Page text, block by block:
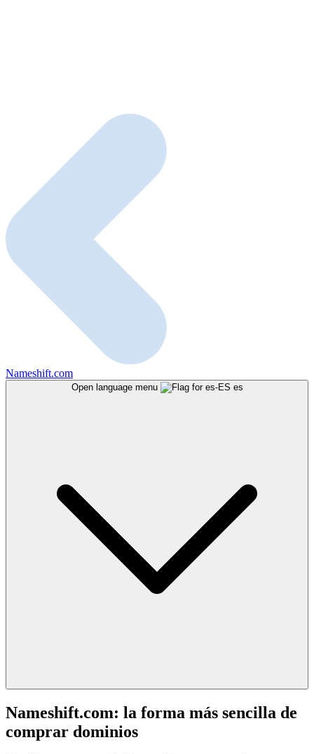
Nameshift.com
Open language menu es
Nameshift.com: la forma más sencilla de
comprar dominios